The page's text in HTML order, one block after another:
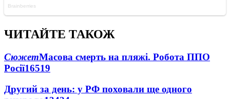
ЧИТАЙТЕ ТАКОЖ
СюжетМасова смерть на пляжі. Робота ППО
Росії16519
Другий за день: у РФ поховали ще одного